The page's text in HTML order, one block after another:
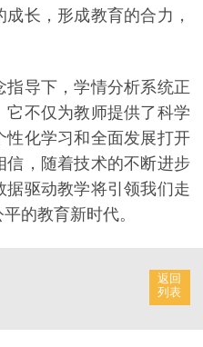
长，形成教育的合力，
导下，学情分析系统正
它不仅为教师提供了科学
性化学习和全面发展打开
信，随着技术的不断进步
驱动教学将引领我们走
的教育新时代。
返回
列表